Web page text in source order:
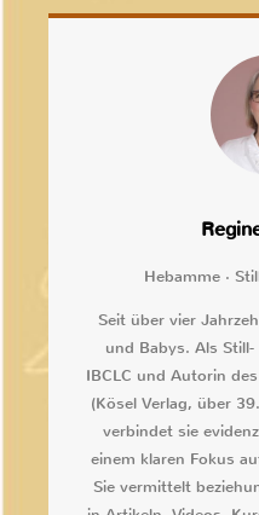
Hebamme ·
Seit über vier
und Babys. Als
IBCLC und Autorin
(Kösel Verlag, über
verbindet sie
einem klaren Fokus
Sie vermittelt